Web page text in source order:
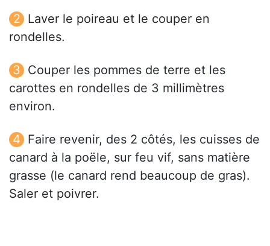
Laver le poireau et le couper en
rondelles.
Couper les pommes de terre et les
carottes en rondelles de 3 millimètres
environ.
Faire revenir, des 2 côtés, les cuisses de
canard à la poële, sur feu vif, sans matière
grasse (le canard rend beaucoup de gras).
Saler et poivrer.